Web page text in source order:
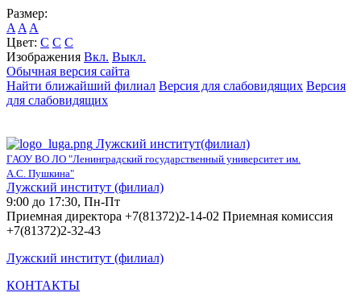
Размер:
A A A
Цвет: C C C
Изображения Вкл. Выкл.
Обычная версия сайта
Найти ближайший филиал Версия для слабовидящих Версия
для слабовидящих
Лужский институт(филиал)
ГАОУ ВО ЛО "Ленинградский государственный университет им.
А.С. Пушкина"
Лужский институт (филиал)
9:00 до 17:30, Пн-Пт
Приемная директора +7(81372)2-14-02 Приемная комиссия
+7(81372)2-32-43
Лужский институт (филиал)
КОНТАКТЫ